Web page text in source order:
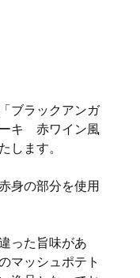
ブラックアンガ
ーキ 赤ワイン風
します。
身の部分を使用
った旨味があ
マッシュポテト